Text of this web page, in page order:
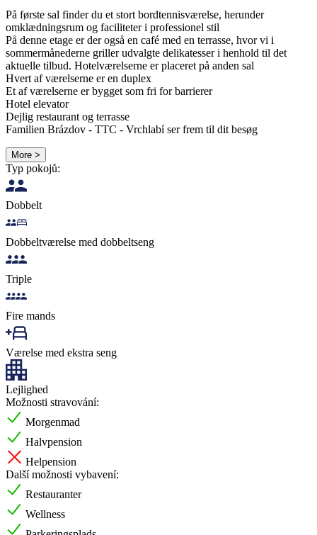
På første sal finder du et stort bordtennisværelse, herunder
omklædningsrum og faciliteter i professionel stil
På denne etage er der også en café med en terrasse, hvor vi i
sommermånederne griller udvalgte delikatesser i henhold til det
aktuelle tilbud. Hotelværelserne er placeret på anden sal
Hvert af værelserne er en duplex
Et af værelserne er bygget som fri for barrierer
Hotel elevator
Dejlig restaurant og terrasse
Familien Brázdov - TTC - Vrchlabí ser frem til dit besøg
More >
Typ pokojů:
Dobbelt
Dobbeltværelse med dobbeltseng
Triple
Fire mands
Værelse med ekstra seng
Lejlighed
Možnosti stravování:
Morgenmad
Halvpension
Helpension
Další možnosti vybavení:
Restauranter
Wellness